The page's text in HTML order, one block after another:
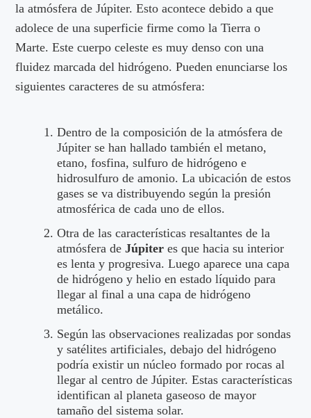
la atmósfera de Júpiter. Esto acontece debido a que
adolece de una superficie firme como la Tierra o
Marte. Este cuerpo celeste es muy denso con una
fluidez marcada del hidrógeno. Pueden enunciarse los
siguientes caracteres de su atmósfera:
Dentro de la composición de la atmósfera de
Júpiter se han hallado también el metano,
etano, fosfina, sulfuro de hidrógeno e
hidrosulfuro de amonio. La ubicación de estos
gases se va distribuyendo según la presión
atmosférica de cada uno de ellos.
Otra de las características resaltantes de la
atmósfera deJúpiter es que hacia su interior
es lenta y progresiva. Luego aparece una capa
de hidrógeno y helio en estado líquido para
llegar al final a una capa de hidrógeno
metálico.
Según las observaciones realizadas por sondas
y satélites artificiales, debajo del hidrógeno
podría existir un núcleo formado por rocas al
llegar al centro de Júpiter. Estas características
identifican al planeta gaseoso de mayor
tamaño del sistema solar.